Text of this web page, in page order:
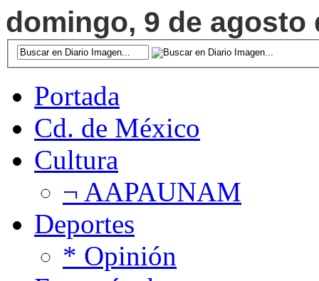
domingo, 9 de agosto
Portada
Cd. de México
Cultura
¬ AAPAUNAM
Deportes
* Opinión